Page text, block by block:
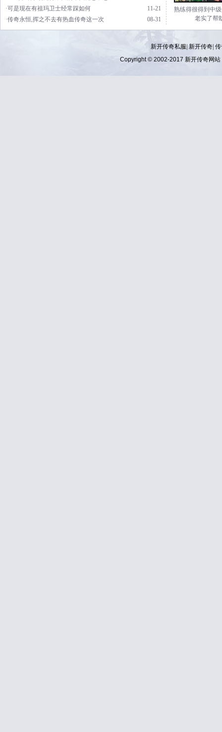
11-21
·可是现在有祖玛卫士经常踩如何
08-31
·传奇永恒,挥之不去有热血传奇这一次
熟练得很得到中
老实了帮
新开传奇私服| 新开传奇|
Copyright © 2002-2017 新开传奇网站